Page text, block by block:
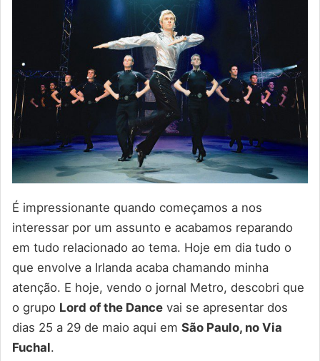
É impressionante quando começamos a nos
interessar por um assunto e acabamos reparando
em tudo relacionado ao tema. Hoje em dia tudo o
que envolve a Irlanda acaba chamando minha
atenção. E hoje, vendo o jornal Metro, descobri que
o grupo Lord of the Dance vai se apresentar dos
dias 25 a 29 de maio aqui em São Paulo, no Via
Fuchal.